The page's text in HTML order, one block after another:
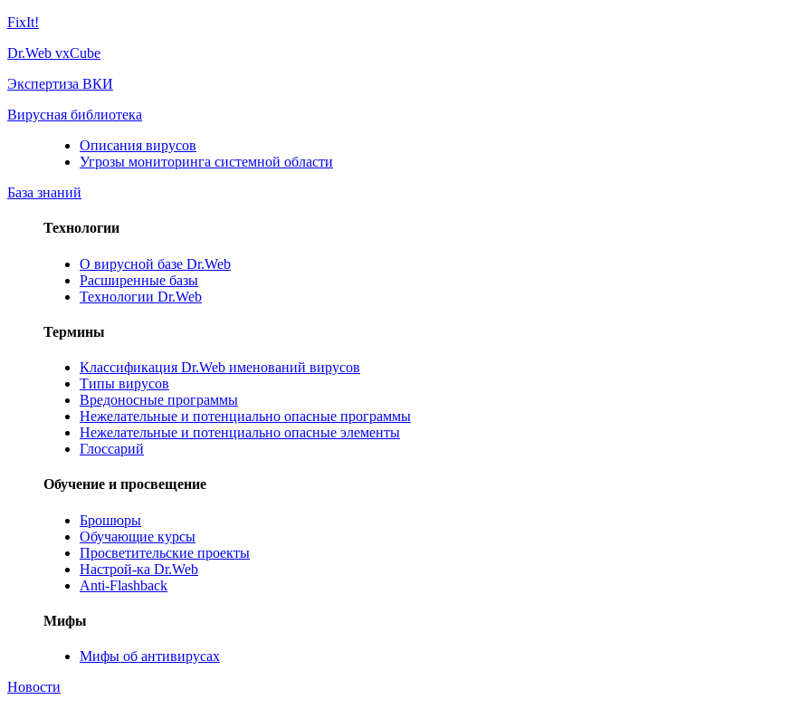
FixIt!
Dr.Web vxCube
Экспертиза ВКИ
Вирусная библиотека
Описания вирусов
Угрозы мониторинга системной области
База знаний
Технологии
О вирусной базе Dr.Web
Расширенные базы
Технологии Dr.Web
Термины
Классификация Dr.Web именований вирусов
Типы вирусов
Вредоносные программы
Нежелательные и потенциально опасные программы
Нежелательные и потенциально опасные элементы
Глоссарий
Обучение и просвещение
Брошюры
Обучающие курсы
Просветительские проекты
Настрой-ка Dr.Web
Anti-Flashback
Мифы
Мифы об антивирусах
Новости